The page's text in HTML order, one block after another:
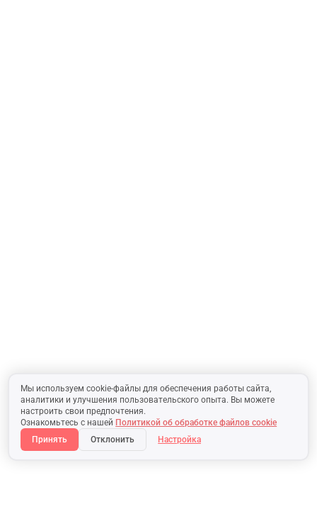
Мы используем cookie-файлы для обеспечения работы сайта,
аналитики и улучшения пользовательского опыта. Вы можете
настроить свои предпочтения.
Ознакомьтесь с нашей Политикой об обработке файлов cookie
Принять
Отклонить Настройка